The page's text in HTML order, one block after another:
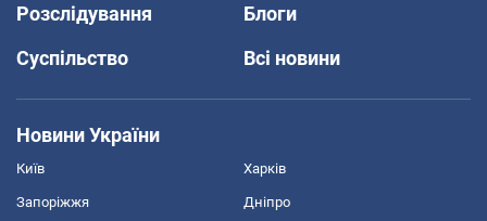
Розслідування
Блоги
Суспільство
Всі новини
Новини України
Київ Харків
Запоріжжя Дніпро